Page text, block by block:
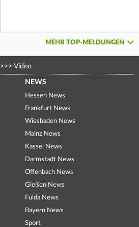
MEHR TOP-MELDUNGEN
>>> Video
NEWS
Hessen News
Frankfurt News
Wiesbaden News
Mainz News
Kassel News
Darmstadt News
Offenbach News
Gießen News
Fulda News
Bayern News
Sport